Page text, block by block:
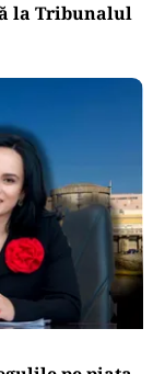
la Tribunalul